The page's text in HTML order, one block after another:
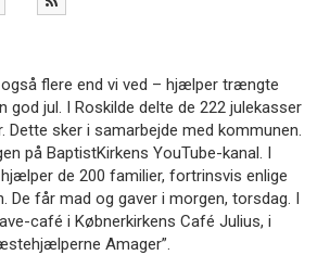
flere end vi ved – hjælper trængte
god jul. I Roskilde delte de 222 julekasser
Dette sker i samarbejde med kommunen.
på BaptistKirkens YouTube-kanal. I
de 200 familier, fortrinsvis enlige
De får mad og gaver i morgen, torsdag. I
café i Købnerkirkens Café Julius, i
Amager”.